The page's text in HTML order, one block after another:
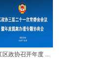
区政协召开年度 ...